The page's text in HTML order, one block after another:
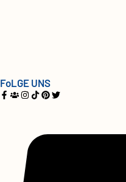
FoLGE UNS